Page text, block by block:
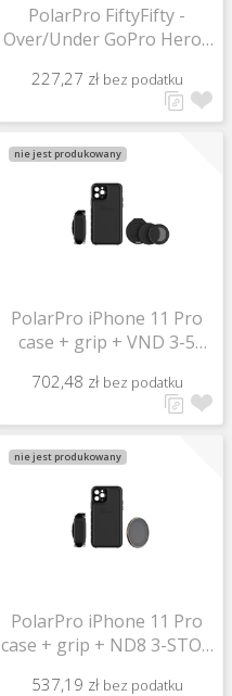
PolarPro FiftyFifty -
Over/Under GoPro Hero5
227,27 zł bez podatku
nie jest produkowany
PolarPro iPhone 11 Pro
case + grip + VND 3-5
702,48 zł bez podatku
nie jest produkowany
PolarPro iPhone 11 Pro
case + grip + ND8 3-STOP
537,19 zł bez podatku